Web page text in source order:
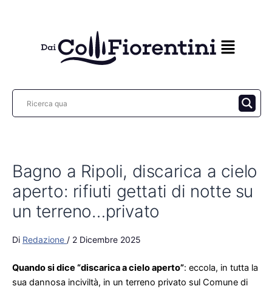
Bagno a Ripoli, discarica a cielo
aperto: rifiuti gettati di notte su
un terreno…privato
Di Redazione / 2 Dicembre 2025
Quando si dice “discarica a cielo aperto”: eccola, in tutta la
sua dannosa inciviltà, in un terreno privato sul Comune di